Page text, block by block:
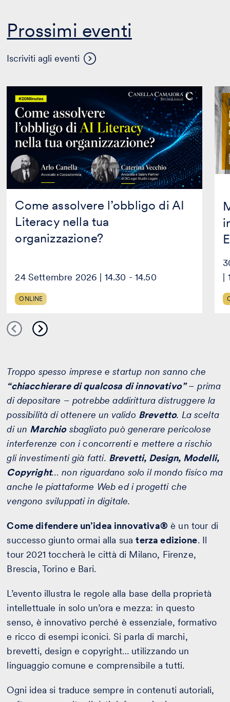
Prossimi eventi
Iscriviti agli eventi
eventi
Come assolvere l’obbligo di AI
Literacy nella tua
organizzazione?
assolvere
l’obbligo
Literacy
nella
tua
organizzazione?
24 Settembre 2026 | 14.30 - 14.50
ONLINE
in
con
Troppo spesso imprese e startup non sanno che
“chiacchierare di qualcosa di innovativo”– prima
di depositare – potrebbe addirittura distruggere la
possibilità di ottenere un valido Brevetto. La scelta
di un Marchiosbagliato può generare pericolose
interferenze con i concorrenti e mettere a rischio
gli investimenti già fatti. Brevetti, Design, Modelli,
Copyright… non riguardano solo il mondo fisico ma
anche le piattaforme Web ed i progetti che
vengono sviluppati in digitale.
Come difendere un’idea innovativa® è un tour di
successo giunto ormai alla suaterza edizione. Il
tour 2021 toccherà le città di Milano, Firenze,
Brescia, Torino e Bari.
L’evento illustra le regole alla base della proprietà
intellettuale in solo un’ora e mezza: in questo
senso, è innovativo perché è essenziale, formativo
e ricco di esempi iconici. Si parla di marchi,
brevetti, design e copyright… utilizzando un
linguaggio comune e comprensibile a tutti.
Ogni idea si traduce sempre in contenuti autoriali,